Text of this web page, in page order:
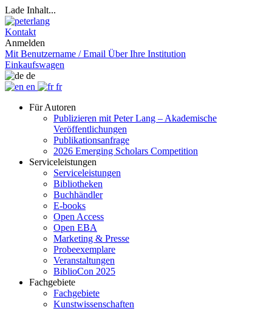
Lade Inhalt...
Kontakt
Anmelden
Mit Benutzername / Email Über Ihre Institution
Einkaufswagen
de
en
fr
Für Autoren
Publizieren mit Peter Lang – Akademische
Veröffentlichungen
Publikationsanfrage
2026 Emerging Scholars Competition
Serviceleistungen
Serviceleistungen
Bibliotheken
Buchhändler
E-books
Open Access
Open EBA
Marketing & Presse
Probeexemplare
Veranstaltungen
BiblioCon 2025
Fachgebiete
Fachgebiete
Kunstwissenschaften